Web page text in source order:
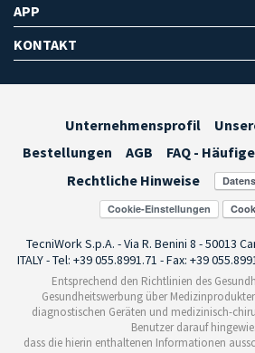
APP
KONTAKT
Unternehmensprofil
Bestellungen
AGB FAQ -
Rechtliche Hinweise
Cookie-Einstellungen
TecniWork S.p.A. - Via R. Benini 8 - 50013
ITALY - Tel: +39 055.8991.71 - Fax: +39
Entsprechend den Richtlinien des
Gesundheitswerbung über
diagnostischen Geräten und medizinisch-
Benutzer darauf
dass die hierin enthaltenen Informationen